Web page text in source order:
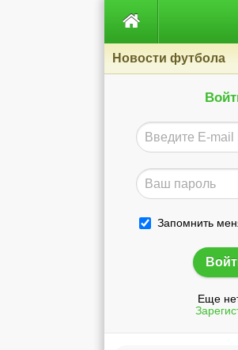

Новости футбола
Запомнить
Еще